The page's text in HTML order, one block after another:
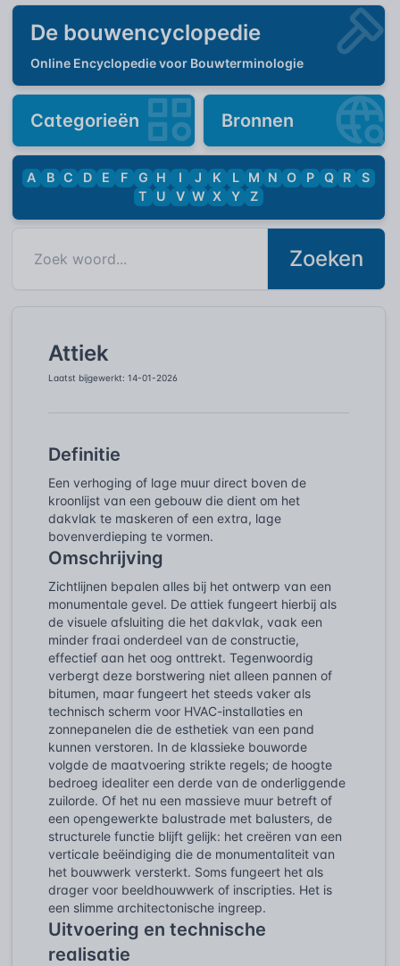
De bouwencyclopedie
Online Encyclopedie voor Bouwterminologie
Categorieën Bronnen
A B C D E F G H I J K L M N O P Q R
S
T
U V W X Y Z
Zoeken
Attiek
Laatst bijgewerkt: 14-01-2026
Definitie
Een verhoging of lage muur direct boven de
kroonlijst van een gebouw die dient om het
dakvlak te maskeren of een extra, lage
bovenverdieping te vormen.
Omschrijving
Zichtlijnen bepalen alles bij het ontwerp van een
monumentale gevel. De attiek fungeert hierbij als
de visuele afsluiting die het dakvlak, vaak een
minder fraai onderdeel van de constructie,
effectief aan het oog onttrekt. Tegenwoordig
verbergt deze borstwering niet alleen pannen of
bitumen, maar fungeert het steeds vaker als
technisch scherm voor HVAC-installaties en
zonnepanelen die de esthetiek van een pand
kunnen verstoren. In de klassieke bouworde
volgde de maatvoering strikte regels; de hoogte
bedroeg idealiter een derde van de onderliggende
zuilorde. Of het nu een massieve muur betreft of
een opengewerkte balustrade met balusters, de
structurele functie blijft gelijk: het creëren van een
verticale beëindiging die de monumentaliteit van
het bouwwerk versterkt. Soms fungeert het als
drager voor beeldhouwwerk of inscripties. Het is
een slimme architectonische ingreep.
Uitvoering en technische
realisatie